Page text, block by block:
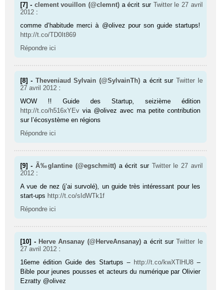
[7] - clement vouillon (@clemnt) a écrit sur Twitter le 27 avril
2012 :
comme d’habitude merci à @olivez pour son guide startups!
http://t.co/TD0It869
Répondre ici
[8] - Theveniaud Sylvain (@SylvainTh) a écrit surTwitter le
27 avril 2012 :
WOW !! Guide des Startup, seizième édition
http://t.co/h516xYEv via @olivez avec ma petite contribution
sur l’écosystème en régions
Répondre ici
[9] - Ã‰glantine (@egschmitt) a écrit sur Twitter le 27 avril
2012 :
A vue de nez (j’ai survolé), un guide très intéressant pour les
start-ups http://t.co/sIdWTk1f
Répondre ici
[10] - Herve Ansanay (@HerveAnsanay) a écrit surTwitter le
27 avril 2012 :
16eme édition Guide des Startups – http://t.co/kwXTlHU8–
Bible pour jeunes pousses et acteurs du numérique par Olivier
Ezratty @olivez